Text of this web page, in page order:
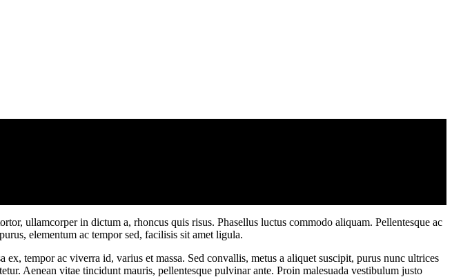
ullamcorper in dictum a, rhoncus quis risus. Phasellus luctus commodo aliquam. Pellentesque ac
elementum ac tempor sed, facilisis sit amet ligula.
tempor ac viverra id, varius et massa. Sed convallis, metus a aliquet suscipit, purus nunc ultrices
Aenean vitae tincidunt mauris, pellentesque pulvinar ante. Proin malesuada vestibulum justo